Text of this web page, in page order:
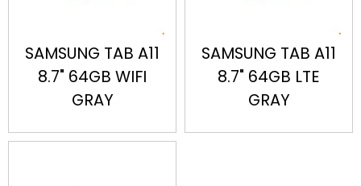
SAMSUNG TAB A11
8.7" 64GB WIFI
GRAY
SAMSUNG TAB A11
8.7" 64GB LTE
GRAY